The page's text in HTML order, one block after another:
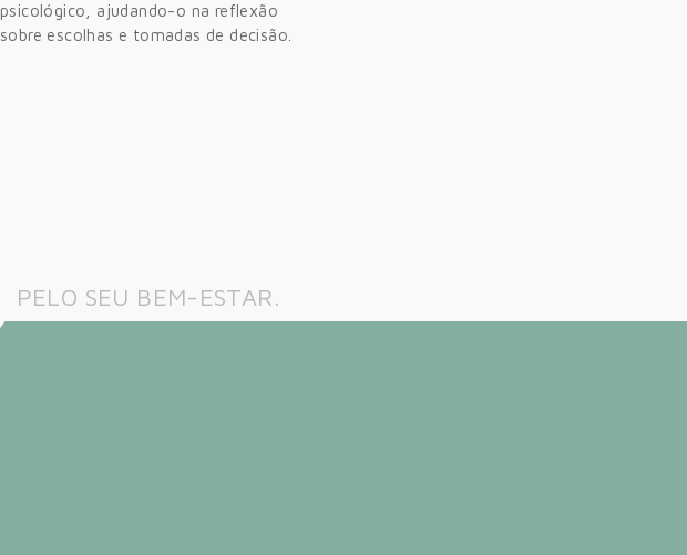
psicológico, ajudando-o na reflexão
sobre escolhas e tomadas de decisão.
PELO SEU BEM-ESTAR.